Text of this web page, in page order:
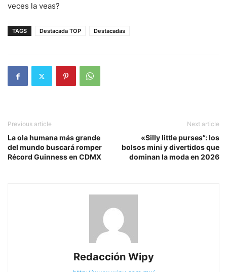
veces la veas?
TAGS Destacada TOP Destacadas
Previous article
La ola humana más grande
del mundo buscará romper
Récord Guinness en CDMX
Next article
«Silly little purses”: los
bolsos mini y divertidos que
dominan la moda en 2026
Redacción Wipy